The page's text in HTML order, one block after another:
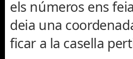
els números ens
deia una
ficar a la casella